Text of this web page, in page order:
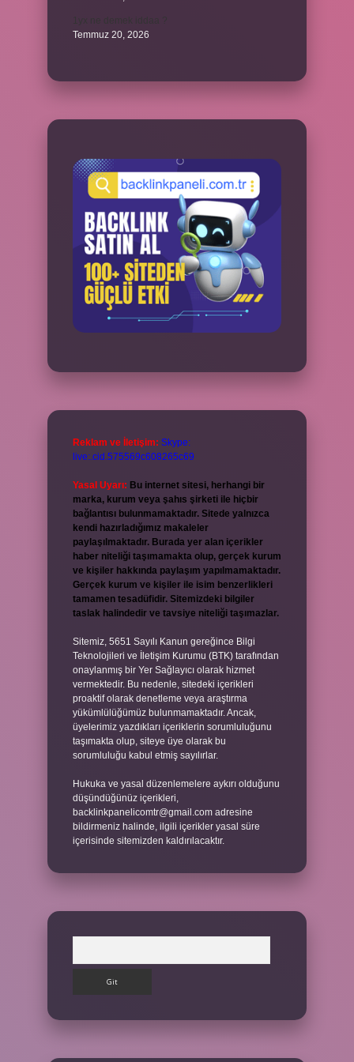
Temmuz 20, 2026
Reklam ve İletişim: Skype:
live:.cid.575569c608265c69
Yasal Uyarı: Bu internet sitesi, herhangi bir
marka, kurum veya şahıs şirketi ile hiçbir
bağlantısı bulunmamaktadır. Sitede yalnızca
kendi hazırladığımız makaleler
paylaşılmaktadır. Burada yer alan içerikler
haber niteliği taşımamakta olup, gerçek kurum
ve kişiler hakkında paylaşım yapılmamaktadır.
Gerçek kurum ve kişiler ile isim benzerlikleri
tamamen tesadüfidir. Sitemizdeki bilgiler
taslak halindedir ve tavsiye niteliği taşımazlar.
Sitemiz, 5651 Sayılı Kanun gereğince Bilgi
Teknolojileri ve İletişim Kurumu (BTK) tarafından
onaylanmış bir Yer Sağlayıcı olarak hizmet
vermektedir. Bu nedenle, sitedeki içerikleri
proaktif olarak denetleme veya araştırma
yükümlülüğümüz bulunmamaktadır. Ancak,
üyelerimiz yazdıkları içeriklerin sorumluluğunu
taşımakta olup, siteye üye olarak bu
sorumluluğu kabul etmiş sayılırlar.
Hukuka ve yasal düzenlemelere aykırı olduğunu
düşündüğünüz içerikleri,
backlinkpanelicomtr@gmail.com adresine
bildirmeniz halinde, ilgili içerikler yasal süre
içerisinde sitemizden kaldırılacaktır.